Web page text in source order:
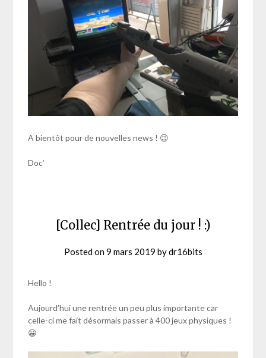
A bientôt pour de nouvelles news ! 😉
Doc’
[Collec] Rentrée du jour ! :)
Posted on9 mars 2019 bydr16bits
Hello !
Aujourd’hui une rentrée un peu plus importante car
celle-ci me fait désormais passer à 400 jeux physiques !
😀